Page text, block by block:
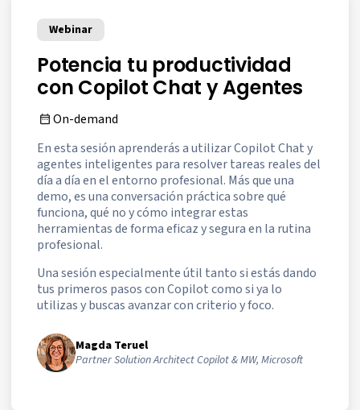
Webinar
Potencia tu productividad
con Copilot Chat y Agentes
On-demand
En esta sesión aprenderás a utilizar Copilot Chat y
agentes inteligentes para resolver tareas reales del
día a día en el entorno profesional. Más que una
demo, es una conversación práctica sobre qué
funciona, qué no y cómo integrar estas
herramientas de forma eficaz y segura en la rutina
profesional.
Una sesión especialmente útil tanto si estás dando
tus primeros pasos con Copilot como si ya lo
utilizas y buscas avanzar con criterio y foco.
Magda Teruel
Partner Solution Architect Copilot & MW, Microsoft